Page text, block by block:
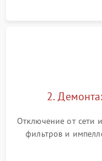
2.
Отключение от сети
фильтров и